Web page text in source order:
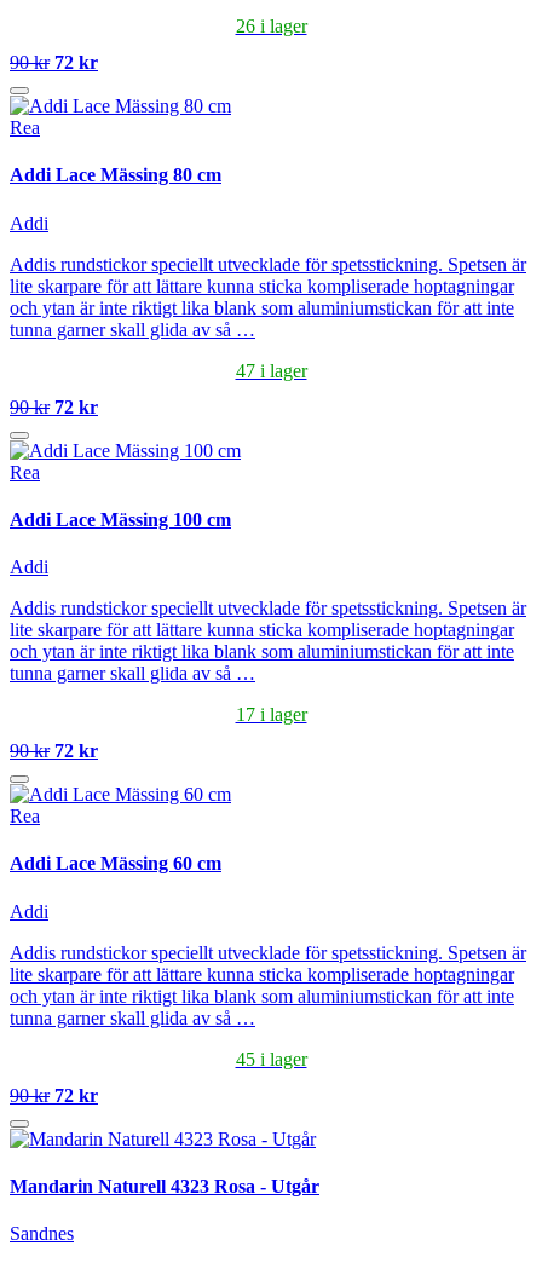
26 i lager
90 kr 72 kr
Rea
Addi Lace Mässing 80 cm
Addi
Addis rundstickor speciellt utvecklade för spetsstickning. Spetsen är
lite skarpare för att lättare kunna sticka kompliserade hoptagningar
och ytan är inte riktigt lika blank som aluminiumstickan för att inte
tunna garner skall glida av så …
47 i lager
90 kr 72 kr
Rea
Addi Lace Mässing 100 cm
Addi
Addis rundstickor speciellt utvecklade för spetsstickning. Spetsen är
lite skarpare för att lättare kunna sticka kompliserade hoptagningar
och ytan är inte riktigt lika blank som aluminiumstickan för att inte
tunna garner skall glida av så …
17 i lager
90 kr 72 kr
Rea
Addi Lace Mässing 60 cm
Addi
Addis rundstickor speciellt utvecklade för spetsstickning. Spetsen är
lite skarpare för att lättare kunna sticka kompliserade hoptagningar
och ytan är inte riktigt lika blank som aluminiumstickan för att inte
tunna garner skall glida av så …
45 i lager
90 kr 72 kr
Mandarin Naturell 4323 Rosa - Utgår
Sandnes